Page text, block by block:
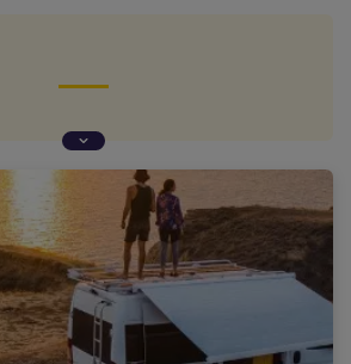
: qu'est-ce que l'homologation
la meilleure assurance van